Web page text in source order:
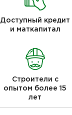
Доступный кредит
и маткапитал
Строители с
опытом более 15
лет